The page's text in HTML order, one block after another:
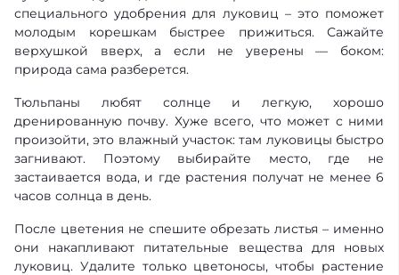
специального удобрения для луковиц – это поможет
молодым корешкам быстрее прижиться. Сажайте
верхушкой вверх, а если не уверены — боком:
природа сама разберется.
Тюльпаны любят солнце и легкую, хорошо
дренированную почву. Хуже всего, что может с ними
произойти, это влажный участок: там луковицы быстро
загнивают. Поэтому выбирайте место, где не
застаивается вода, и где растения получат не менее 6
часов солнца в день.
После цветения не спешите обрезать листья – именно
они накапливают питательные вещества для новых
луковиц. Удалите только цветоносы, чтобы растение